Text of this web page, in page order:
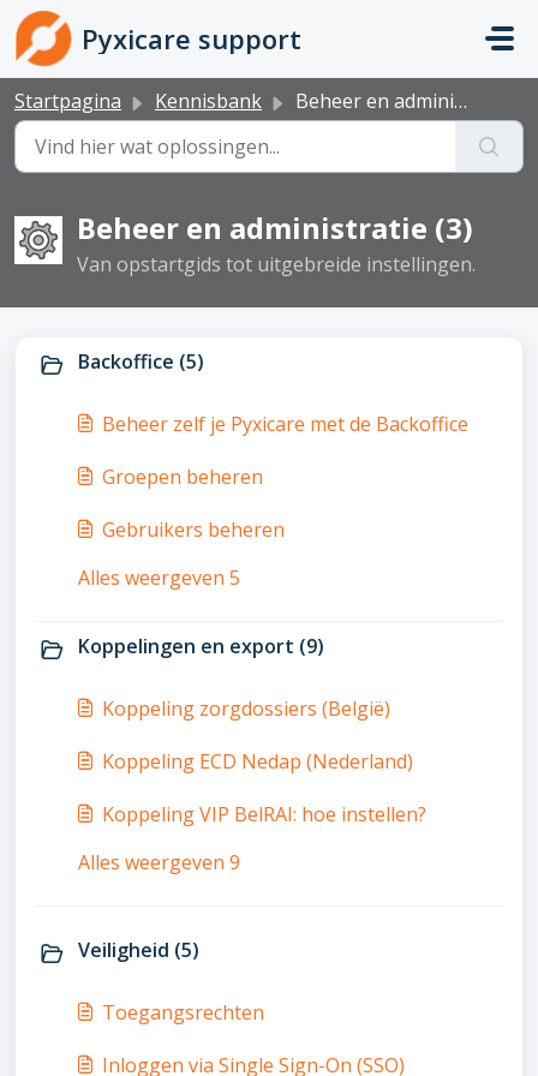
Doorgaan naar hoofdinhoud
Pyxicare support
Startpagina Kennisbank Beheer en administratie
Beheer en administratie (3)
Van opstartgids tot uitgebreide instellingen.
Backoffice (5)
Beheer zelf je Pyxicare met de Backoffice
Groepen beheren
Gebruikers beheren
Alles weergeven 5
Koppelingen en export (9)
Koppeling zorgdossiers (België)
Koppeling ECD Nedap (Nederland)
Koppeling VIP BelRAI: hoe instellen?
Alles weergeven 9
Veiligheid (5)
Toegangsrechten
Inloggen via Single Sign-On (SSO)